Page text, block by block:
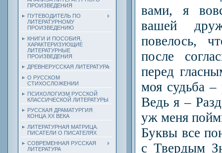
ПРОИЗВЕДЕНИЯ
ПУТЕВОДИТЕЛЬ ПО
ЛИТЕРАТУРНОМУ
ПРОИЗВЕДЕНИЮ
КНИГИ И ПОСОБИЯ,
ХАРАКТЕРИЗУЮЩИЕ
ЛИТЕРАТУРНЫЕ
ПРОИЗВЕДЕНИЯ
ДРЕВНЕРУССКАЯ ЛИТЕРАТУРА
О РУССКОМ
СТИХОСЛОЖЕНИИ
ПСИХОЛОГИЗМ РУССКОЙ
КЛАССИЧЕСКОЙ ЛИТЕРАТУРЫ
РУССКАЯ ДРАМАТУРГИЯ
КОНЦА ХХ ВЕКА
ЛИТЕРАТУРНАЯ МАТРИЦА.
ПИСАТЕЛИ О ПИСАТЕЛЯХ
СОВРЕМЕННАЯ РУССКАЯ
ЛИТЕРАТУРА
вами, я
вашей
повелось,
после
перед
моя судьба –
Ведь я –
уж меня
Буквы все
с Твердым